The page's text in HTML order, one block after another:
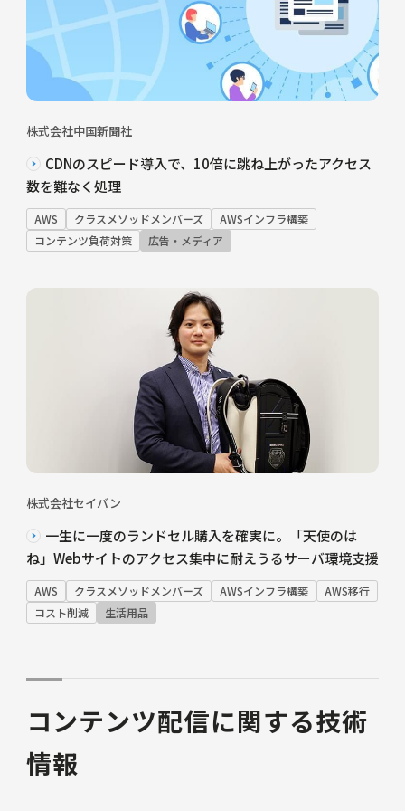
株式会社中国新聞社
CDNのスピード導入で、10倍に跳ね上がったアクセス
数を難なく処理
AWS クラスメソッドメンバーズ
AWSインフラ構築
コンテンツ負荷対策
広告・メディア
株式会社セイバン
一生に一度のランドセル購入を確実に。「天使のは
ね」Webサイトのアクセス集中に耐えうるサーバ環境支援
AWS クラスメソッドメンバーズ AWSインフラ構築
AWS移行
コスト削減
生活用品
コンテンツ配信に関する技術
情報